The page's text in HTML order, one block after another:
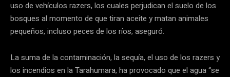
uso de vehículos razers, los cuales perjudican el suelo de los
bosques al momento de que tiran aceite y matan animales
pequeños, incluso peces de los ríos, aseguró.
La suma de la contaminación, la sequía, el uso de los razers y
los incendios en la Tarahumara, ha provocado que el agua “se